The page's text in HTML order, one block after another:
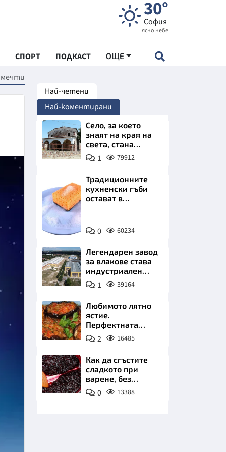
30°
София
ясно небе
СПОРТ ПОДКАСТ ОЩЕ
"ЧУДЕСАТА НА БЪЛГАРИЯ"
ХРАНА
ИКОНОМИКА
мечти
Най-четени
Най-коментирани
Село, за което
знаят на края на
света, стана
имотно бижу на
София. Къщи с
1 79912
Снимка:
Пиксабей
Традиционните
кухненски гъби
остават в
0 60234
Легендарен завод
за влакове става
индустриален
лъв. Златни
инвестиции в
аристократичния
ни град
1 39164
Любимото лятно
ястие.
Перфектната
имамбаялдъ
2 16485
Как да сгъстите
сладкото при
варене, без
нишесте или
желатин
0 13388